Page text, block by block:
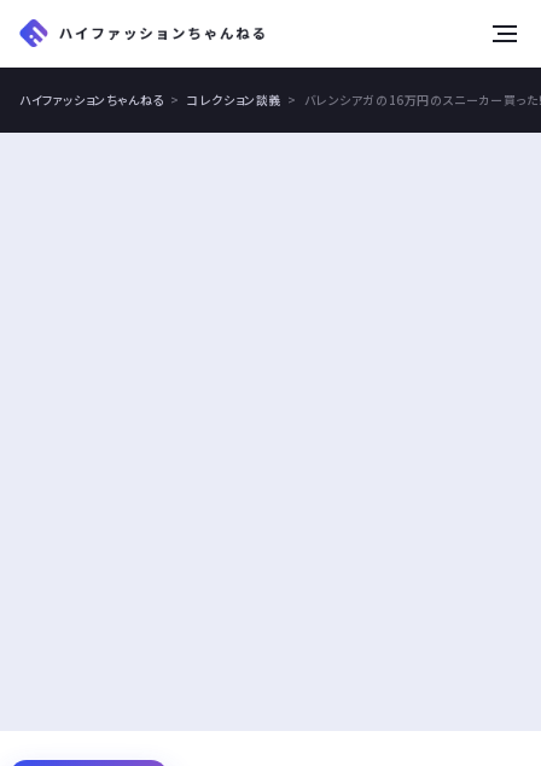
ハイファッションちゃんねる コレクション談義 バレンシアガの16万円のスニーカー買っ